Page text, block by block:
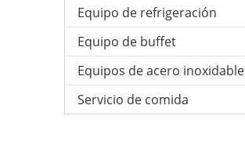
Equipo de refrigeración
Equipo de buffet
Equipos de acero inoxidable
Servicio de comida